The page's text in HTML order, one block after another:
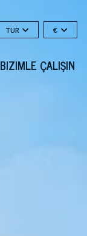
TUR €
BIZIMLE ÇALIŞIN